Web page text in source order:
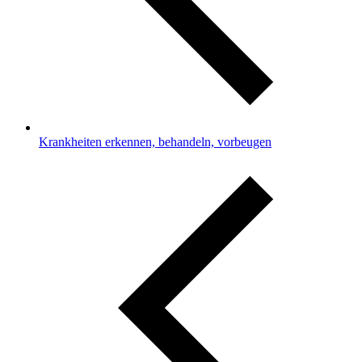
Krankheiten erkennen, behandeln, vorbeugen